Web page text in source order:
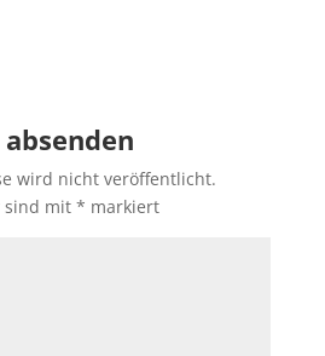
wird nicht veröffentlicht.
sind mit * markiert